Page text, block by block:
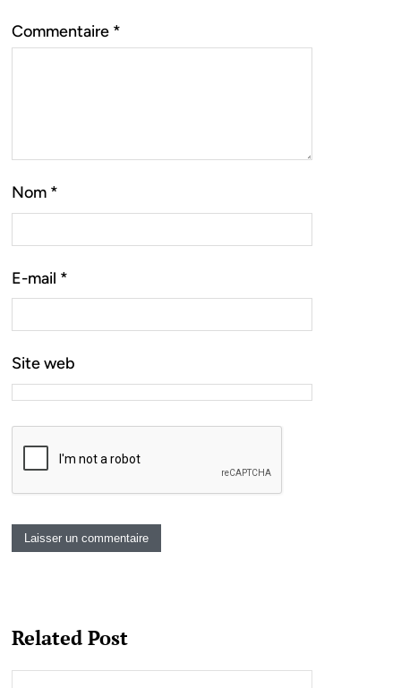
Commentaire *
Nom *
E-mail *
Site web
Related Post